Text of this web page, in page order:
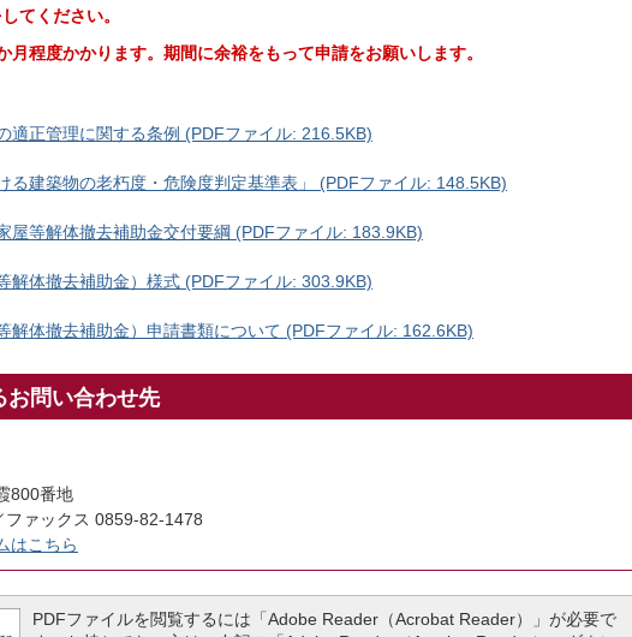
てください。
程度かかります。期間に余裕をもって申請をお願いします。
適正管理に関する条例 (PDFファイル: 216.5KB)
る建築物の老朽度・危険度判定基準表」 (PDFファイル: 148.5KB)
屋等解体撤去補助金交付要綱 (PDFファイル: 183.9KB)
解体撤去補助金）様式 (PDFファイル: 303.9KB)
解体撤去補助金）申請書類について (PDFファイル: 162.6KB)
お問い合わせ先
800番地
ァックス 0859-82-1478
はこちら
PDFファイルを閲覧するには「Adobe Reader（Acrobat Reader）」が必要で